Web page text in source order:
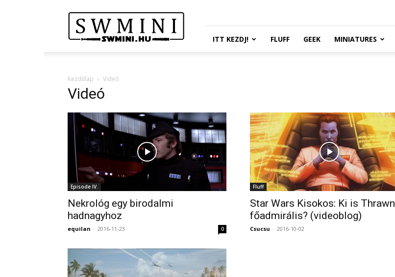
Wars
Miniatures
Portál
ITT KEZDJ! FLUFF GEEK MINIATURES
Kezdőlap Videó
Videó
Episode IV.
Nekrológ egy birodalmi
hadnagyhoz
equilan - 2016-11-23 0
Fluff
Star Wars Kisokos: Ki is Thrawn
főadmirális? (videoblog)
Csucsu - 2016-10-02